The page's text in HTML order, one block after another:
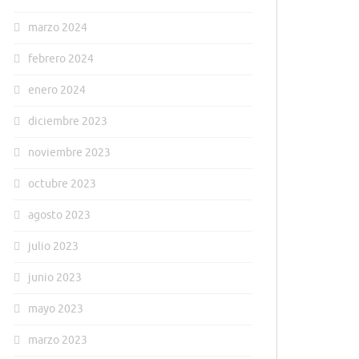
marzo 2024
febrero 2024
enero 2024
diciembre 2023
noviembre 2023
octubre 2023
agosto 2023
julio 2023
junio 2023
mayo 2023
marzo 2023